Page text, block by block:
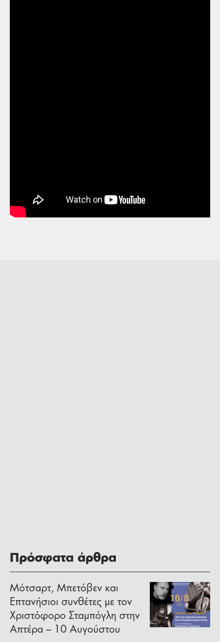
Πρόσφατα άρθρα
Μότσαρτ, Μπετόβεν και
Επτανήσιοι συνθέτες με τον
Χριστόφορο Σταμπόγλη στην
Απτέρα – 10 Αυγούστου